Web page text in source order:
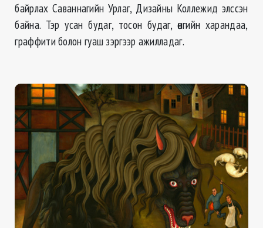
байрлах Саваннагийн Урлаг, Дизайны Коллежид элссэн
байна. Тэр усан будаг, тосон будаг, өнгийн харандаа,
граффити болон гуаш зэргээр ажилладаг.